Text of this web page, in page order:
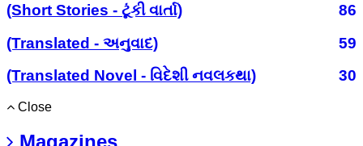
(Short Stories - ટૂંકી વાર્તા)
86
(Translated - અનુવાદ)
59
(Translated Novel - વિદેશી નવલકથા)
30
Close
Magazines